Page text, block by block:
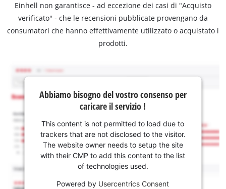
Einhell non garantisce - ad eccezione dei casi di "Acquisto
verificato" - che le recensioni pubblicate provengano da
consumatori che hanno effettivamente utilizzato o acquistato i
prodotti.
Abbiamo bisogno del vostro consenso per
caricare il servizio !
This content is not permitted to load due to
trackers that are not disclosed to the visitor.
The website owner needs to setup the site
with their CMP to add this content to the list
of technologies used.
Powered by Usercentrics Consent